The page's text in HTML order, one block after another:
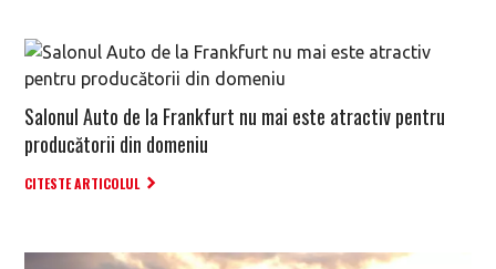
Salonul Auto de la Frankfurt nu mai este atractiv pentru
producătorii din domeniu
CITESTE ARTICOLUL